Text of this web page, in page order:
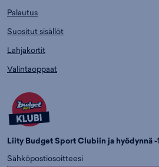
Palautus
Suositut sisällöt
Lahjakortit
Valintaoppaat
Liity Budget Sport Clubiin ja hyödynnä -
Sähköpostiosoitteesi